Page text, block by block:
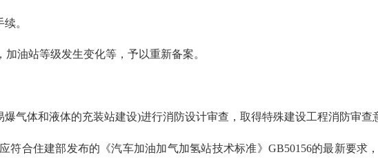
。
油站等级发生变化等，予以重新备案。
体和液体的充装站建设)进行消防设计审查，取得特殊建设工程消防审查
合住建部发布的《汽车加油加气加氢站技术标准》GB50156的最新要求